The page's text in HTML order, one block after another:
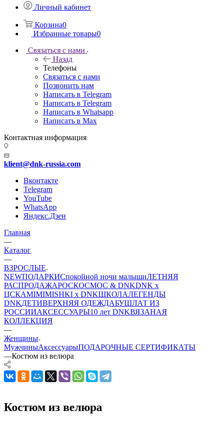
Личный кабинет
Корзина0
Избранные товары0
Связаться с нами
Назад
Телефоны
Связаться с нами
Позвонить нам
Написать в Telegram
Написать в Telegram
Написать в Whatsapp
Написать в Max
Контактная информация
klient@dnk-russia.com
Вконтакте
Telegram
YouTube
WhatsApp
Яндекс.Дзен
Главная
—
Каталог
—
ВЗРОСЛЫЕ
NEWПОДАРКИСпокойной ночи малышиЛЕТНЯЯ
РАСПРОДАЖАРОСКОСМОС & DNKDNK x
ЦСКАMIMIMISHKI x DNKШКОЛАЛЕГЕНДЫ
DNKДЕТИВЕРХНЯЯ ОДЕЖДАБУШЛАТ ИЗ
РОССИИАКСЕССУАРЫ10 лет DNKВЯЗАНАЯ
КОЛЛЕКЦИЯ
—
Женщины
МужчиныАксессуарыПОДАРОЧНЫЕ СЕРТИФИКАТЫ
—Костюм из велюра
Костюм из велюра